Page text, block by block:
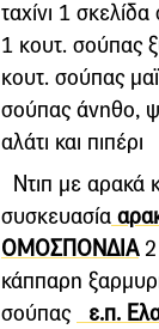
ταχίνι 1
1 κουτ. σούπας
κουτ. σούπας
σούπας άνηθο,
αλάτι και πιπέρι
Ντιπ με αρακά
συσκευασία
ΟΜΟΣΠΟΝΔΙΑ2
κάππαρη
σούπας
ε.π.